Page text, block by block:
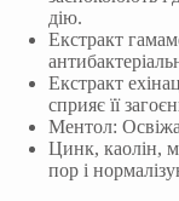
дію.
Екстракт
Екстракт
сприяє її
Ментол:
Цинк, каолін,
пор і